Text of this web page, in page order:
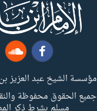
مؤسسة الشيخ عبد العزيز بن
جميع الحقوق محفوظة